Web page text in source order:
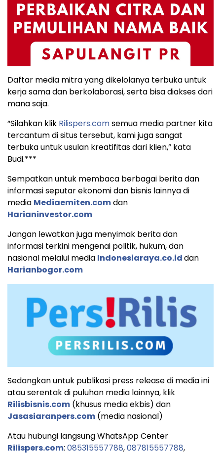
Daftar media mitra yang dikelolanya terbuka untuk
kerja sama dan berkolaborasi, serta bisa diakses dari
mana saja.
“Silahkan klik Rilispers.comsemua media partner kita
tercantum di situs tersebut, kami juga sangat
terbuka untuk usulan kreatifitas dari klien,” kata
Budi.***
Sempatkan untuk membaca berbagai berita dan
informasi seputar ekonomi dan bisnis lainnya di
media Mediaemiten.comdan
Harianinvestor.com
Jangan lewatkan juga menyimak berita dan
informasi terkini mengenai politik, hukum, dan
nasional melalui media Indonesiaraya.co.iddan
Harianbogor.com
Sedangkan untuk publikasi press release di media ini
atau serentak di puluhan media lainnya, klik
Rilisbisnis.com (khusus media ekbis) dan
Jasasiaranpers.com (media nasional)
Atau hubungi langsung WhatsApp Center
Rilispers.com: 085315557788,087815557788,